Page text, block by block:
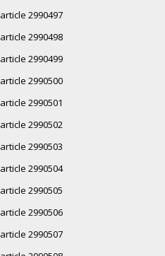
article 2990497
article 2990498
article 2990499
article 2990500
article 2990501
article 2990502
article 2990503
article 2990504
article 2990505
article 2990506
article 2990507